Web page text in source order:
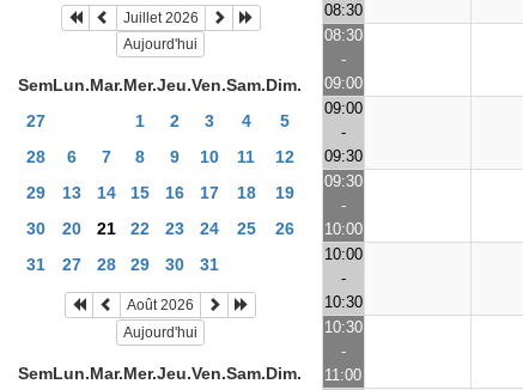
Juillet 2026
Aujourd'hui
SemLun.Mar.Mer.Jeu.Ven.Sam.Dim.
27
1 2 3 4
5
28
6 7 8 9 10 11
12
29
13 14 15 16 17 18
19
30
20 21 22 23 24 25
26
31
27 28 29 30 31
Août 2026
Aujourd'hui
SemLun.Mar.Mer.Jeu.Ven.Sam.Dim.
08:30
08:30
-
09:00
09:00
-
09:30
09:30
-
10:00
10:00
-
10:30
10:30
-
11:00